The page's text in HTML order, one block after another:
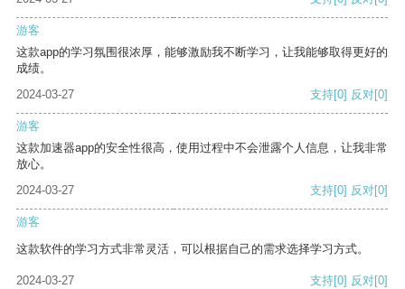
游客
这款app的学习氛围很浓厚，能够激励我不断学习，让我能够取得更好的
成绩。
2024-03-27
支持[0] 反对[0]
游客
这款加速器app的安全性很高，使用过程中不会泄露个人信息，让我非常
放心。
2024-03-27
支持[0] 反对[0]
游客
这款软件的学习方式非常灵活，可以根据自己的需求选择学习方式。
2024-03-27 支持[0] 反对[0]